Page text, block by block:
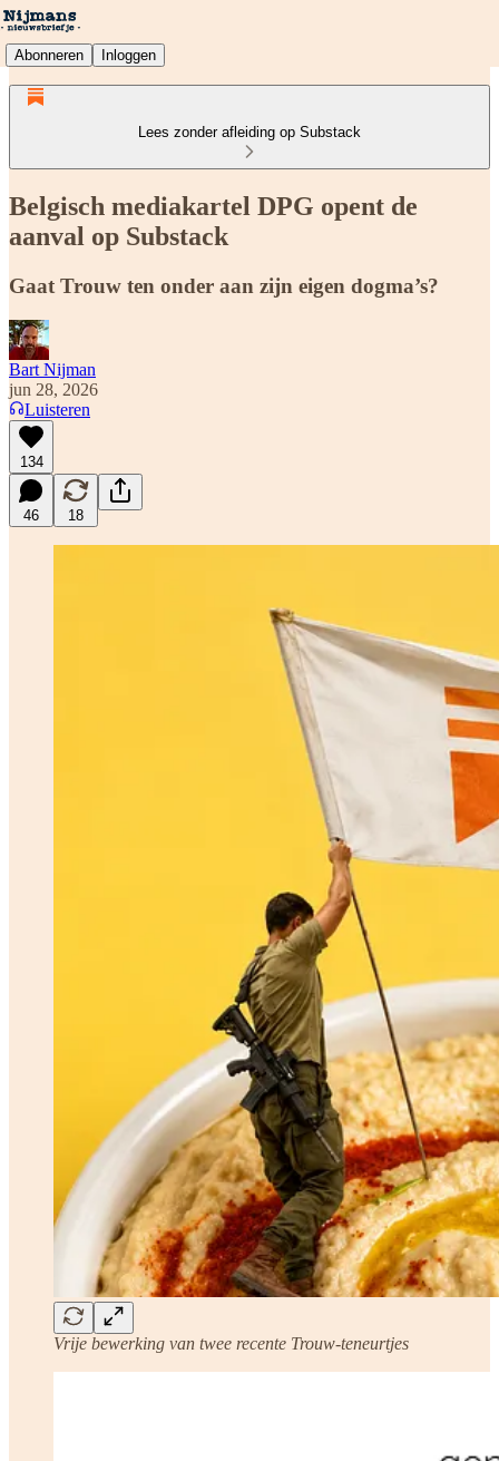
Abonneren Inloggen
Lees zonder afleiding op Substack
Belgisch mediakartel DPG opent de
aanval op Substack
Gaat Trouw ten onder aan zijn eigen dogma’s?
Bart Nijman
jun 28, 2026
Luisteren
134
46 18
Vrije bewerking van twee recente Trouw-teneurtjes